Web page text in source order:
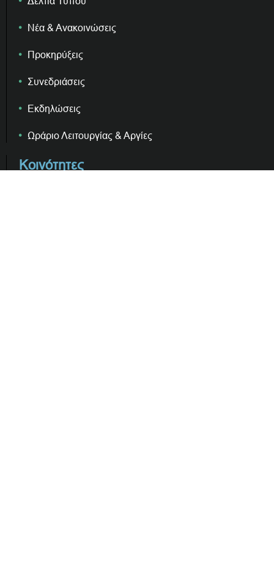
Νέα & Ανακοινώσεις
Προκηρύξεις
Συνεδριάσεις
Εκδηλώσεις
Ωράριο Λειτουργίας & Αργίες
Κοινότητες